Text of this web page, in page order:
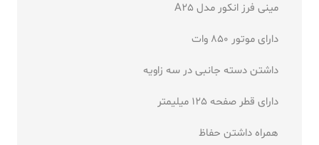
مینی فرز انکور مدل A25
دارای موتور 850 وات
داشتن دسته جانبی در سه زاویه
دارای قطر صفحه 125 میلیمتر
همراه داشتن حفاظ